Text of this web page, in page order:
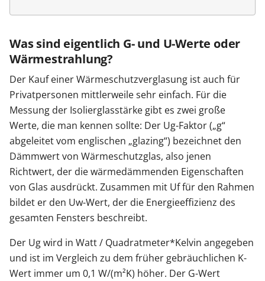
Was sind eigentlich G- und U-Werte oder
Wärmestrahlung?
Der Kauf einer Wärmeschutzverglasung ist auch für
Privatpersonen mittlerweile sehr einfach. Für die
Messung der Isolierglasstärke gibt es zwei große
Werte, die man kennen sollte: Der Ug-Faktor („g“
abgeleitet vom englischen „glazing“) bezeichnet den
Dämmwert von Wärmeschutzglas, also jenen
Richtwert, der die wärmedämmenden Eigenschaften
von Glas ausdrückt. Zusammen mit Uf für den Rahmen
bildet er den Uw-Wert, der die Energieeffizienz des
gesamten Fensters beschreibt.
Der Ug wird in Watt / Quadratmeter*Kelvin angegeben
und ist im Vergleich zu dem früher gebräuchlichen K-
Wert immer um 0,1 W/(m²K) höher. Der G-Wert